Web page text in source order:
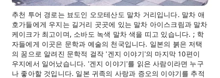
추천 투어 경로는 뵤도인 오모테산도 말차 거리입니다. 말차 애
호가들에게 우지는 길거리 곳곳에 있는 말차 아이스크림과 말차
케이크가 최고이며, 소바도 녹색 말차 색을 띠고 있습니다. ; 학
자들에게 이곳은 문학과 예술의 천국입니다. 일본의 붉은 저택
의 꿈으로 알려진 문학적 걸작 '겐지 이야기'의 마지막 10편이
우지에서 일어났습니다. '겐지 이야기'를 읽은 사람이라면 누구
나 좋아할 것입니다. 일본 귀족의 사랑과 증오의 이야기를 추적